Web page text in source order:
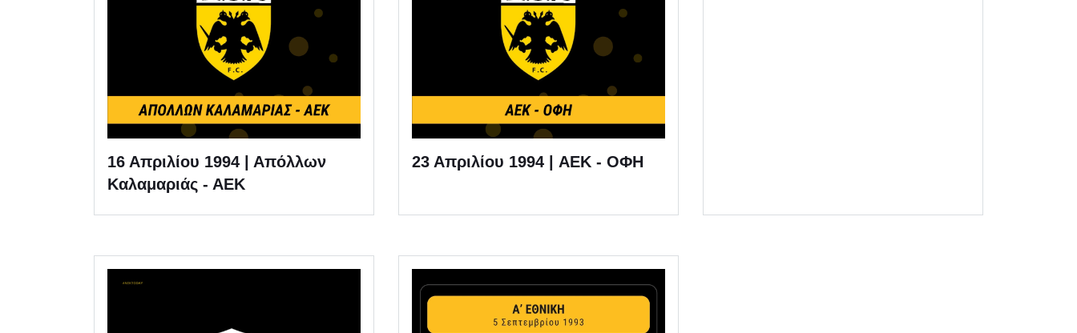
16 Απριλίου 1994 | Απόλλων
Καλαμαριάς - ΑΕΚ
23 Απριλίου 1994 | AEK - ΟΦΗ